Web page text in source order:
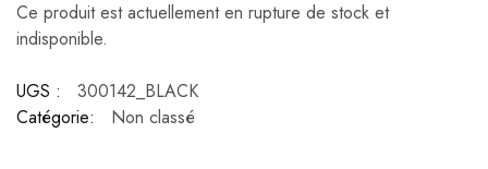
Ce produit est actuellement en rupture de stock et
indisponible.
UGS :
300142_BLACK
Catégorie:
Non classé